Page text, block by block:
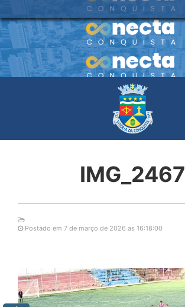
IMG_2467
Postado em 7 de março de 2026 as 16:18:00